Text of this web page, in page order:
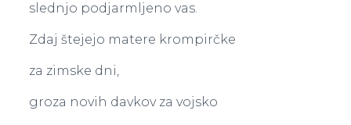
slednjo podjarmljeno vas.
Zdaj štejejo matere krompirčke
za zimske dni,
groza novih davkov za vojsko